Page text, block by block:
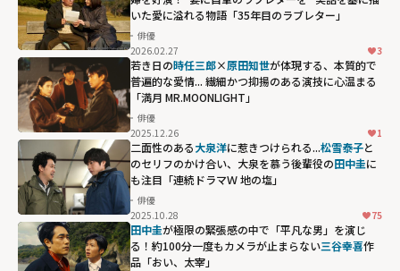
圭＆松下由樹ら
の存在感も光る
「警視庁・捜査
一課長
season2」"
width="304"
height="203"
loading="lazy"
fetchpriority="h
igh">
いた愛に溢れる物語「35年目のラブレター」
俳優
2026.02.27
3
若き日の時任三郎×原田知世が体現する、本質的で
普遍的な愛情... 繊細かつ抑揚のある演技に心温まる
「満月 MR.MOONLIGHT」
俳優
2025.12.26
1
二面性のある大泉洋に惹きつけられる...松雪泰子と
のセリフのかけ合い、大泉を慕う後輩役の田中圭に
も注目「連続ドラマＷ 地の塩」
俳優
2025.10.28
75
田中圭が極限の緊張感の中で「平凡な男」を演じ
る！約100分一度もカメラが止まらない三谷幸喜作
品「おい、太宰」